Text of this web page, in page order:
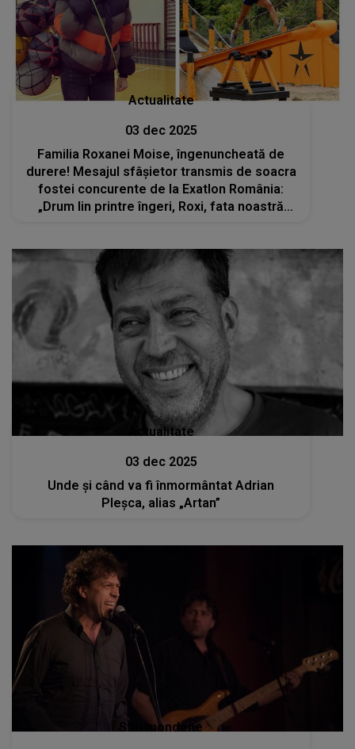
Actualitate
03 dec 2025
Familia Roxanei Moise, îngenuncheată de
durere! Mesajul sfâșietor transmis de soacra
fostei concurente de la Exatlon România:
„Drum lin printre îngeri, Roxi, fata noastră
Actualitate
03 dec 2025
Unde și când va fi înmormântat Adrian
Pleșca, alias „Artan”
Stiri mondene